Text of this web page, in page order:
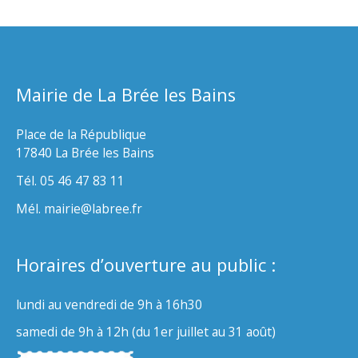
Mairie de La Brée les Bains
Place de la République
17840 La Brée les Bains
Tél. 05 46 47 83 11
Mél. mairie@labree.fr
Horaires d’ouverture au public :
lundi au vendredi de 9h à 16h30
samedi de 9h à 12h (du 1er juillet au 31 août)